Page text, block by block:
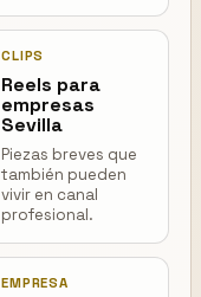
CLIPS
Reels para
empresas
Sevilla
Piezas breves que
también pueden
vivir en canal
profesional.
EMPRESA